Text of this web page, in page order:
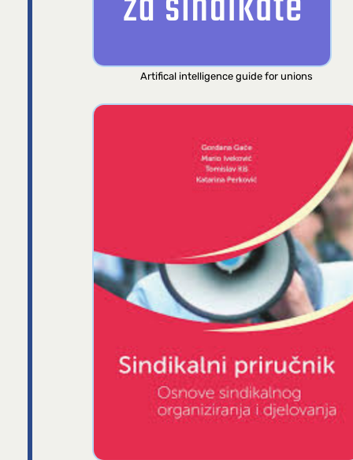
Artifical intelligence guide for unions